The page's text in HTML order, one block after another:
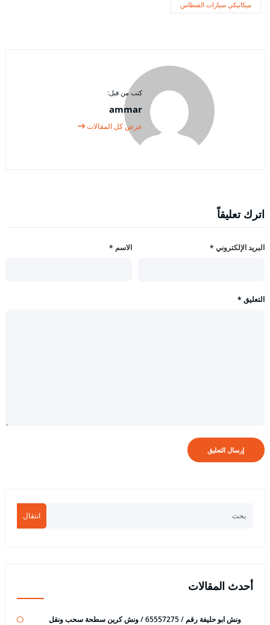
ميكانيكي سيارات الفنطاس
كتب من قبل:
ammar
عرض كل المقالات
اترك تعليقاً
الاسم * البريد الإلكتروني *
التعليق *
انتقال
أحدث المقالات
ونش ابو حليفة رقم / 65557275 / ونش كرين سطحة سحب ونقل